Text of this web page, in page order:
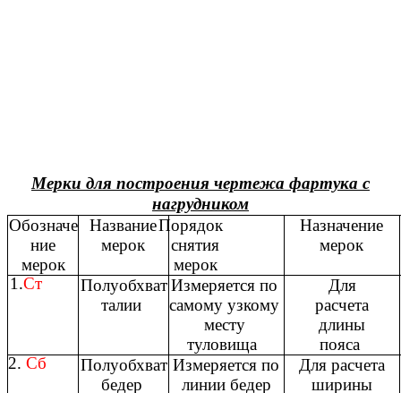
Meрки для построения чертежа фартука с
нагрудником
Обозначе
ние
мерок
Название
мерок
Порядок
снятия
мерок
Назначение
мерок
1.Ст
Полуобхват
талии
Измеряется по
самому узкому
месту
туловища
Для
расчета
длины
пояса
2. Сб
Полуобхват
бедер
Измеряется по
линии бедер
Для расчета
ширины